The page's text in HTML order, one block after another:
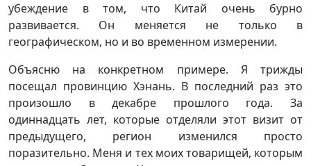
убеждение в том, что Китай очень бурно
развивается. Он меняется не только в
географическом, но и во временном измерении.
Объясню на конкретном примере. Я трижды
посещал провинцию Хэнань. В последний раз это
произошло в декабре прошлого года. За
одиннадцать лет, которые отделяли этот визит от
предыдущего, регион изменился просто
поразительно. Меня и тех моих товарищей, которым